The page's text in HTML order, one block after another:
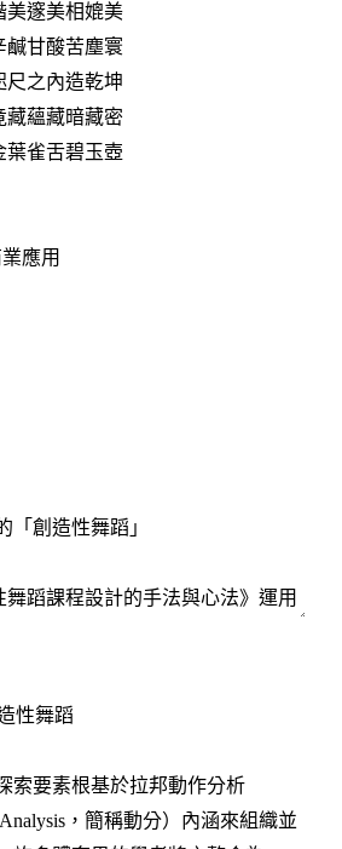
美邃美相媲美
鹹甘酸苦塵寰
尺之內造乾坤
藏蘊藏暗藏密
葉雀舌碧玉壺
應用